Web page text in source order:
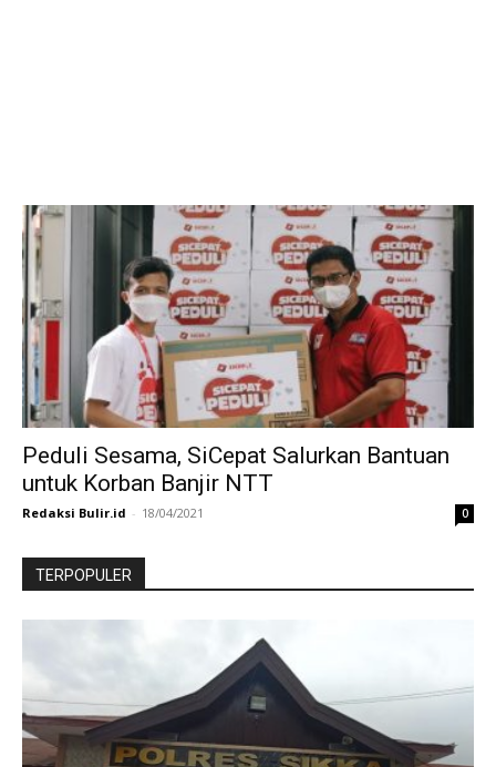
Peduli Sesama, SiCepat Salurkan Bantuan
untuk Korban Banjir NTT
Redaksi Bulir.id - 18/04/2021 0
TERPOPULER